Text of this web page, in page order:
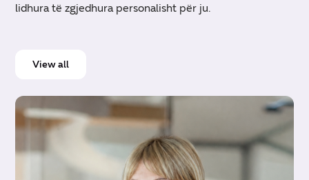
lidhura të zgjedhura personalisht për ju.
View all